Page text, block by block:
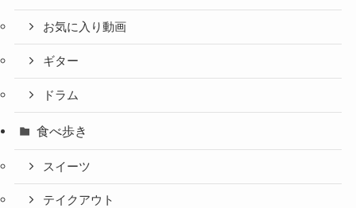
お気に入り動画
ギター
ドラム
食べ歩き
スイーツ
テイクアウト